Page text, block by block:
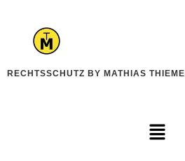
RECHTSSCHUTZ BY MATHIAS THIEME